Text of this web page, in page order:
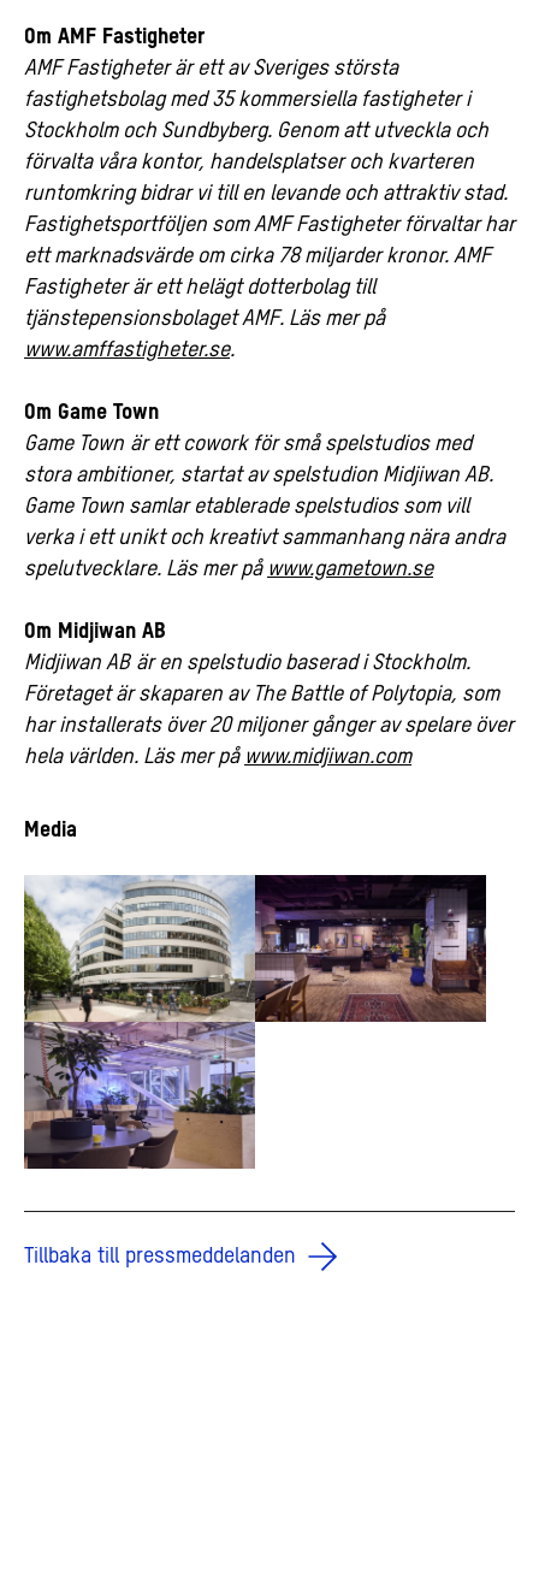
Om AMF Fastigheter
AMF Fastigheter är ett av Sveriges största
fastighetsbolag med 35 kommersiella fastigheter i
Stockholm och Sundbyberg. Genom att utveckla och
förvalta våra kontor, handelsplatser och kvarteren
runtomkring bidrar vi till en levande och attraktiv stad.
Fastighetsportföljen som AMF Fastigheter förvaltar har
ett marknadsvärde om cirka 78 miljarder kronor. AMF
Fastigheter är ett helägt dotterbolag till
tjänstepensionsbolaget AMF. Läs mer på
www.amffastigheter.se.
Om Game Town
Game Town är ett cowork för små spelstudios med
stora ambitioner, startat av spelstudion Midjiwan AB.
Game Town samlar etablerade spelstudios som vill
verka i ett unikt och kreativt sammanhang nära andra
spelutvecklare. Läs mer på www.gametown.se
Om Midjiwan AB
Midjiwan AB är en spelstudio baserad i Stockholm.
Företaget är skaparen av The Battle of Polytopia, som
har installerats över 20 miljoner gånger av spelare över
hela världen. Läs mer på www.midjiwan.com
Media
Tillbaka till pressmeddelanden